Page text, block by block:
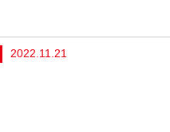
2022.11.21